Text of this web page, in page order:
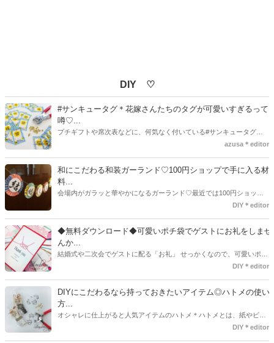
DIY ♡
#サンキュータグ＊花嫁さんたちのタグが可愛いすぎるって
噂♡...
プチギフトや席次表などに、何気なく付いている#サンキュータグ実
はほとんどの花嫁さんが手作りしてるってご存知でしたか！？あるの
ま、付いてた方が断然可愛い♡そんなプレ花嫁さんたちの#サンキュー
タグアイデア、探してみました♪
azusa＊editor
和にこだわる和装ガーランド♡100円ショップで手に入る材
料...
会場内がガラッと華やかになるガーランド♡最近では100円ショップ
で既に完成された物が販売されていたり、ネット上でダウンロードし
す。ダウンロードしたデザインを印刷する紙をこだわるプレ花嫁さん
も・・・♡紙質や柄などでガラッと印象が変わりますよね♪
DIY＊editor
◆無料ダウンロード◆可愛いポチ袋でゲストにお礼をしませ
んか...
結婚式や二次会でゲストに配る「お礼」 せっかくなので、可愛いポチ
袋で用意しませんか？今回の記事では無料でダウンロードできるデザ
ください。いつもStrawberryを読んで頂いているプレ花嫁さんのお手
伝いが少しでも出来れば嬉しいです♡
DIY＊editor
DIYにこだわるなら持っておきたいアイテム◎ハトメの使い
方...
オシャレに仕上がると人気アイテムのハトメ＊ハトメとは、紙やビニ
ールなどに開けた穴につける金具のことでサイズが幅広く揃っていま
DIY＊editor